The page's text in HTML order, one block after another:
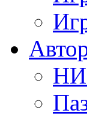
НИ